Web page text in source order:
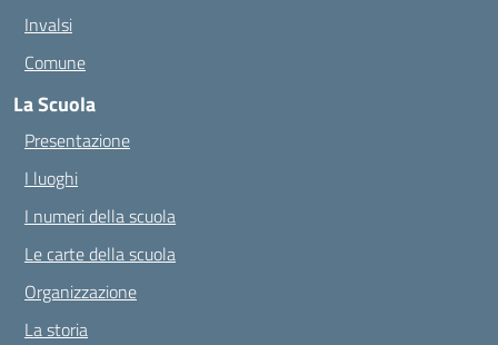
Invalsi
Comune
La Scuola
Presentazione
I luoghi
I numeri della scuola
Le carte della scuola
Organizzazione
La storia